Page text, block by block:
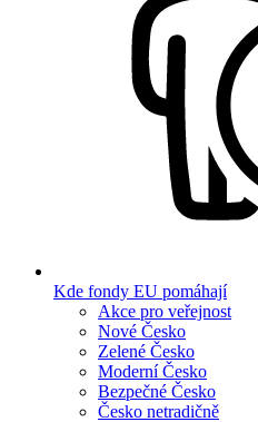
Kde fondy EU pomáhají
Akce pro veřejnost
Nové Česko
Zelené Česko
Moderní Česko
Bezpečné Česko
Česko netradičně